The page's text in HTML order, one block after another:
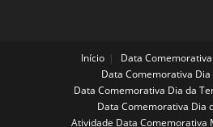
Início
Data
Data Comemorativa Dia
Data Comemorativa Dia da
Data Comemorativa Dia
Atividade Data Comemorativa